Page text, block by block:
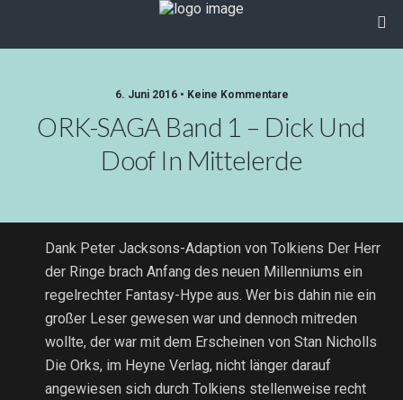
6. Juni 2016 • Keine Kommentare
ORK-SAGA Band 1 – Dick Und
Doof In Mittelerde
Dank Peter Jacksons-Adaption von Tolkiens Der Herr
der Ringe brach Anfang des neuen Millenniums ein
regelrechter Fantasy-Hype aus. Wer bis dahin nie ein
großer Leser gewesen war und dennoch mitreden
wollte, der war mit dem Erscheinen von Stan Nicholls
Die Orks, im Heyne Verlag, nicht länger darauf
angewiesen sich durch Tolkiens stellenweise recht